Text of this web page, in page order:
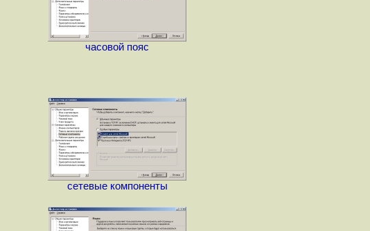
часовой пояс
сетевые компоненты